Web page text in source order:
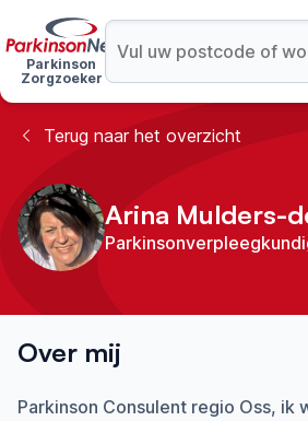
Parkinson
Zorgzoeker
Terug naar het overzicht
Arina Mulders-
Over mij
Parkinson Consulent regio Oss, ik